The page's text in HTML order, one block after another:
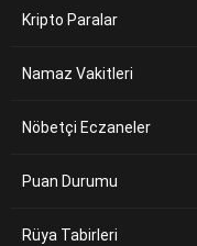
Kripto Paralar
Namaz Vakitleri
Nöbetçi Eczaneler
Puan Durumu
Rüya Tabirleri